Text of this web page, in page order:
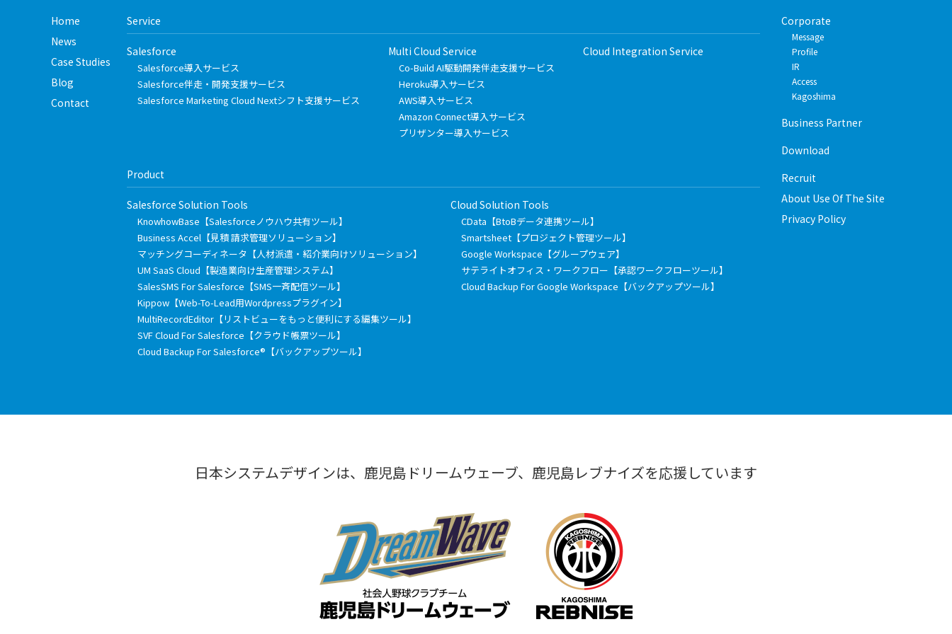
Home
News
Case Studies
Blog
Contact
Service
Salesforce
Salesforce導入サービス
Salesforce伴走・開発支援サービス
Salesforce Marketing Cloud Nextシフト支援サービス
Multi Cloud Service
Co-Build AI駆動開発伴走支援サービス
Heroku導入サービス
AWS導入サービス
Amazon Connect導入サービス
プリザンター導入サービス
Cloud Integration Service
Product
Salesforce Solution Tools
KnowhowBase【Salesforceノウハウ共有ツール】
Business Accel【見積 請求管理ソリューション】
マッチングコーディネータ【人材派遣・紹介業向けソリューション】
UM SaaS Cloud【製造業向け生産管理システム】
SalesSMS For Salesforce【SMS一斉配信ツール】
Kippow【Web-To-Lead用Wordpressプラグイン】
MultiRecordEditor【リストビューをもっと便利にする編集ツール】
SVF Cloud For Salesforce【クラウド帳票ツール】
Cloud Backup For Salesforce®【バックアップツール】
Cloud Solution Tools
CData【BtoBデータ連携ツール】
Smartsheet【プロジェクト管理ツール】
Google Workspace【グループウェア】
サテライトオフィス・ワークフロー【承認ワークフローツール】
Cloud Backup For Google Workspace【バックアップツール】
Corporate
Message
Profile
IR
Access
Kagoshima
Business Partner
Download
Recruit
About Use Of The Site
Privacy Policy
日本システムデザインは、鹿児島ドリームウェーブ、鹿児島レブナイズを応援しています